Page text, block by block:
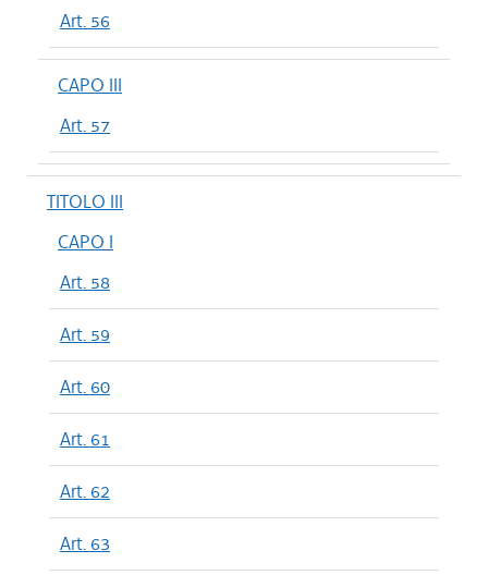
Art. 56
CAPO III
Art. 57
TITOLO III
CAPO I
Art. 58
Art. 59
Art. 60
Art. 61
Art. 62
Art. 63